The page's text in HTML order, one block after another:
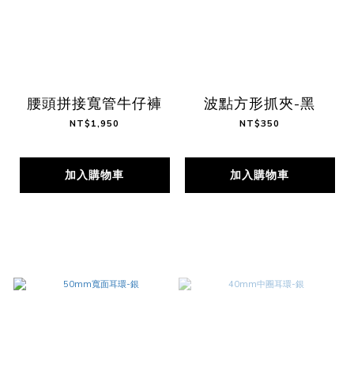
腰頭拼接寬管牛仔褲
NT$1,950
加入購物車
波點方形抓夾-黑
NT$350
加入購物車